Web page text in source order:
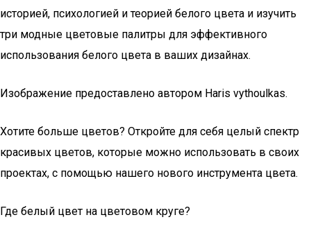
историей, психологией и теорией белого цвета и изучить
три модные цветовые палитры для эффективного
использования белого цвета в ваших дизайнах.
Изображение предоставлено автором Haris vythoulkas.
Хотите больше цветов? Откройте для себя целый спектр
красивых цветов, которые можно использовать в своих
проектах, с помощью нашего нового инструмента цвета.
Где белый цвет на цветовом круге?